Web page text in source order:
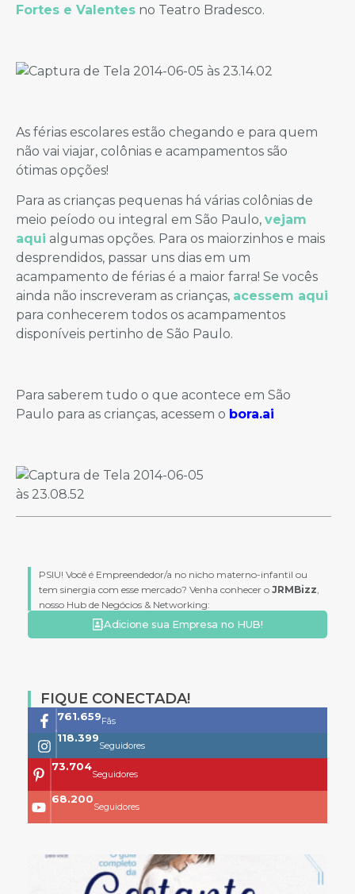
Fortes e Valentes no Teatro Bradesco.
As férias escolares estão chegando e para quem
não vai viajar, colônias e acampamentos são
ótimas opções!
Para as crianças pequenas há várias colônias de
meio peíodo ou integral em São Paulo, vejam
aqui algumas opções. Para os maiorzinhos e mais
desprendidos, passar uns dias em um
acampamento de férias é a maior farra! Se vocês
ainda não inscreveram as crianças, acessem aqui
para conhecerem todos os acampamentos
disponíveis pertinho de São Paulo.
Para saberem tudo o que acontece em São
Paulo para as crianças, acessem o bora.ai
PSIU! Você é Empreendedor/a no nicho materno-infantil ou
tem sinergia com esse mercado? Venha conhecer o JRMBizz,
nosso Hub de Negócios & Networking:
Adicione sua Empresa no HUB!
FIQUE CONECTADA!
761.659Fãs
118.399
Seguidores
73.704
Seguidores
68.200
Seguidores